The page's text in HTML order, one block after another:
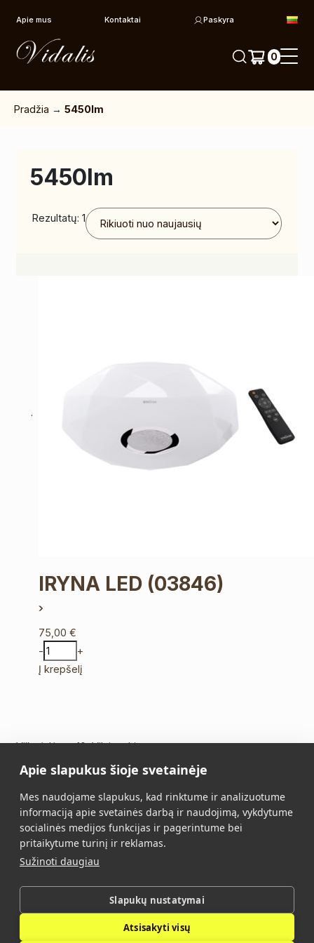
Apie mus Kontaktai Paskyra
0
Pradžia →5450lm
5450lm
Rezultatų: 1
IRYNA LED (03846)
75,00€
-
+
Į krepšelį
Vilkpėdės g. 10, Vilnius Lietuva
Tel.:+370 5 213 2649
El. paštas:info@vidalis.lt
Pagrindinis Visi produktai
Apie mus
Privatumo politika
Apie slapukus šioje svetainėje
Mes naudojame slapukus, kad rinktume ir analizuotume
informaciją apie svetainės darbą ir naudojimą, vykdytume
socialinės medijos funkcijas ir pagerintume bei
pritaikytume turinį ir reklamas.
Sužinoti daugiau
Slapukų nustatymai
Atsisakyti visų